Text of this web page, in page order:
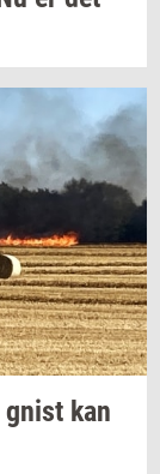
gnist kan